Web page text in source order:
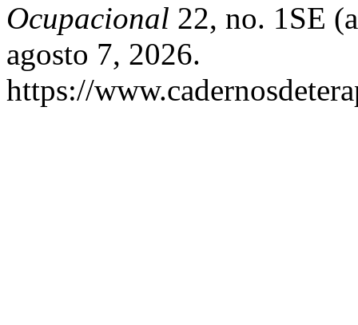
Ocupacional 22, no. 1SE
agosto 7, 2026.
https://